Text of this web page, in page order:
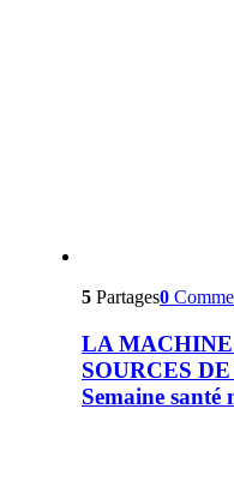
5 Partages0
LA
SOURCES
Semaine santé